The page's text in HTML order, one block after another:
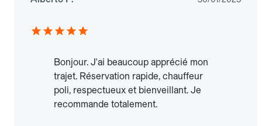
Bonjour. J'ai beaucoup apprécié mon
trajet. Réservation rapide, chauffeur
poli, respectueux et bienveillant. Je
recommande totalement.